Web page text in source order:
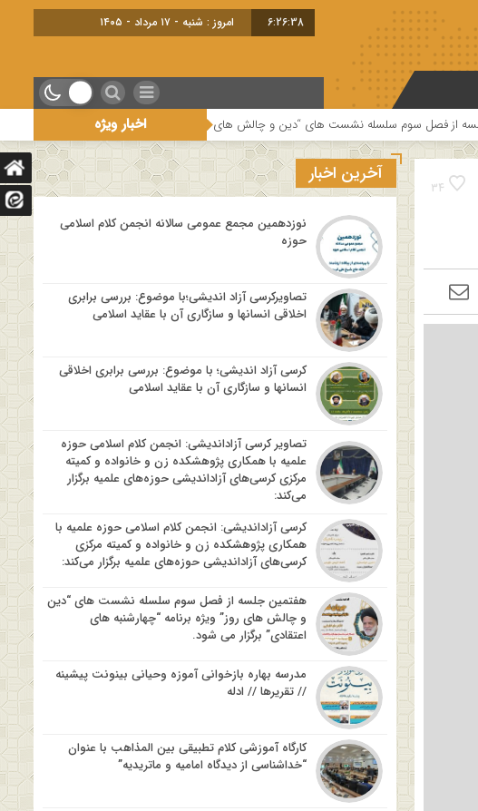
6:26:39 امروز : شنبه - ۱۷ مرداد - ۱۴۰۵
اخبار ویژه
های “دین و چالش های روز” ویژه برنامه “چهارشنبه های اعتقادی” برگزار می شود.
34
آخرین اخبار
نوزدهمین مجمع عمومی سالانه انجمن کلام اسلامی
حوزه
تصاویرکرسی آزاد اندیشی؛با موضوع: بررسی برابری
اخلاقی انسانها و سازگاری آن با عقاید اسلامی
کرسی آزاد اندیشی؛ با موضوع: بررسی برابری اخلاقی
انسانها و سازگاری آن با عقاید اسلامی
تصاویر کرسی آزاداندیشی: انجمن کلام اسلامی حوزه
علمیه با همکاری پژوهشکده زن و خانواده و کمیته
مرکزی کرسی‌های آزاداندیشی حوزه‌های علمیه برگزار
می‌کند:
کرسی آزاداندیشی: انجمن کلام اسلامی حوزه علمیه با
همکاری پژوهشکده زن و خانواده و کمیته مرکزی
کرسی‌های آزاداندیشی حوزه‌های علمیه برگزار می‌کند:
هفتمین جلسه از فصل سوم سلسله نشست های “دین
و چالش های روز” ویژه برنامه “چهارشنبه های
اعتقادی” برگزار می شود.
مدرسه بهاره بازخوانی آموزه وحیانی بینونت پیشینه
// تقریرها // ادله
کارگاه آموزشی کلام تطبیقی بین المذاهب با عنوان
“خداشناسی از دیدگاه امامیه و ماتریدیه”